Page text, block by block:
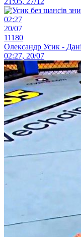
02:27
20/07
11180
Олександр Усик -
02:27, 20/07